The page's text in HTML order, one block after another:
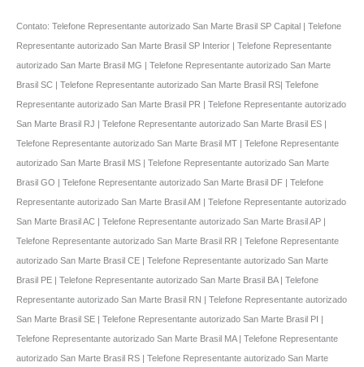
Contato: Telefone Representante autorizado San Marte Brasil SP Capital | Telefone
Representante autorizado San Marte Brasil SP Interior | Telefone Representante
autorizado San Marte Brasil MG | Telefone Representante autorizado San Marte
Brasil SC | Telefone Representante autorizado San Marte Brasil RS| Telefone
Representante autorizado San Marte Brasil PR | Telefone Representante autorizado
San Marte Brasil RJ | Telefone Representante autorizado San Marte Brasil ES |
Telefone Representante autorizado San Marte Brasil MT | Telefone Representante
autorizado San Marte Brasil MS | Telefone Representante autorizado San Marte
Brasil GO | Telefone Representante autorizado San Marte Brasil DF | Telefone
Representante autorizado San Marte Brasil AM | Telefone Representante autorizado
San Marte Brasil AC | Telefone Representante autorizado San Marte Brasil AP |
Telefone Representante autorizado San Marte Brasil RR | Telefone Representante
autorizado San Marte Brasil CE | Telefone Representante autorizado San Marte
Brasil PE | Telefone Representante autorizado San Marte Brasil BA | Telefone
Representante autorizado San Marte Brasil RN | Telefone Representante autorizado
San Marte Brasil SE | Telefone Representante autorizado San Marte Brasil PI |
Telefone Representante autorizado San Marte Brasil MA | Telefone Representante
autorizado San Marte Brasil RS | Telefone Representante autorizado San Marte